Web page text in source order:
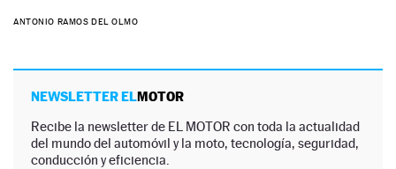
ANTONIO RAMOS DEL OLMO
NEWSLETTER ELMOTOR
Recibe la newsletter de EL MOTOR con toda la actualidad
del mundo del automóvil y la moto, tecnología, seguridad,
conducción y eficiencia.